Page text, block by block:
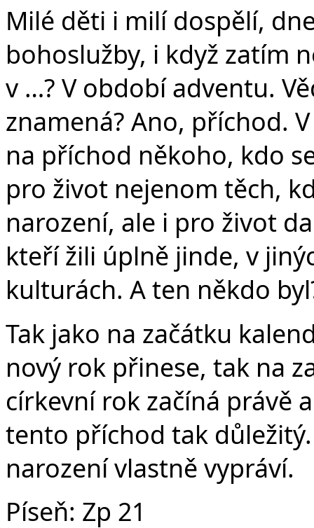
Milé děti i milí dospělí,
bohoslužby, i když zatím
v …? V období adventu.
znamená? Ano, příchod.
na příchod někoho, kdo
pro život nejenom těch,
narození, ale i pro život
kteří žili úplně jinde, v
kulturách. A ten někdo
Tak jako na začátku
nový rok přinese, tak na
církevní rok začíná právě
tento příchod tak
narození vlastně vypráví.
Píseň: Zp 21